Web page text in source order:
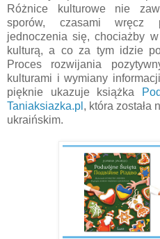
Różnice kulturowe nie
sporów, czasami wręcz
jednoczenia się, chociażby
kulturą, a co za tym idzie
Proces rozwijania
kulturami i wymiany
pięknie ukazuje książka
Taniaksiazka.pl , która została
ukraińskim.